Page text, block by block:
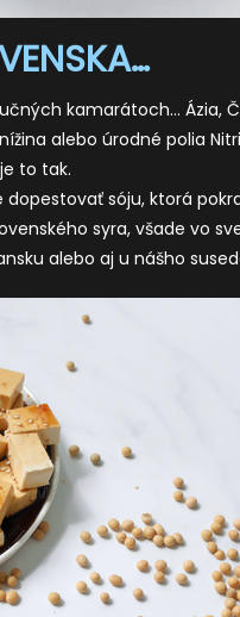
kamarátoch… Ázia,
alebo úrodné polia
to tak.
dopestovať sóju, ktorá
syra, všade vo
alebo aj u nášho